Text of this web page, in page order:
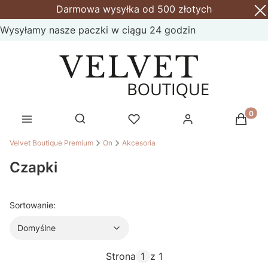
Darmowa wysyłka od 500 złotych
Wysyłamy nasze paczki w ciągu 24 godzin
Otwórz wyszukiwarkę
Velvet Boutique Premium On Akcesoria
Czapki
Sortowanie:
Domyślne
Strona z 1